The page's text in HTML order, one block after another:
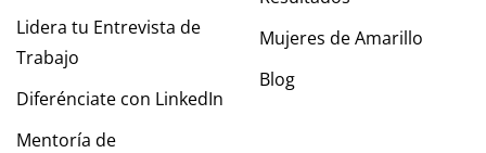
Lidera tu Entrevista de
Trabajo
Diferénciate con LinkedIn
Mentoría de
Mujeres de Amarillo
Blog